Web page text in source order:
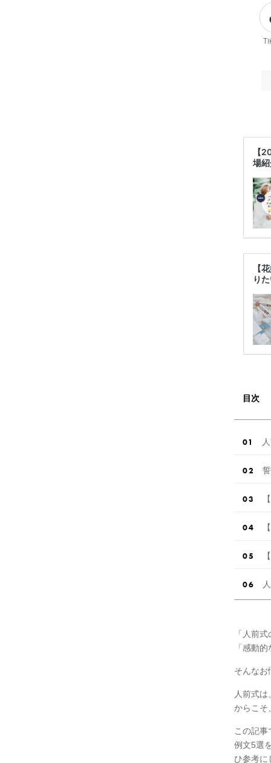
【
場
【
り
目次
「人前
「感動
そんなお
人前式
からこそ
この記
例文5選
ひ参考